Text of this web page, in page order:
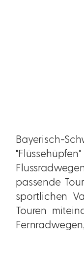
Bayerisch-
passende
sportlichen
Touren